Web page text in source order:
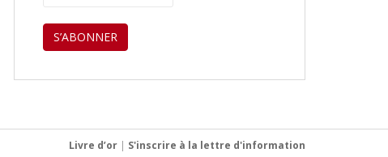
Livre d’or | S'inscrire à la lettre d'information